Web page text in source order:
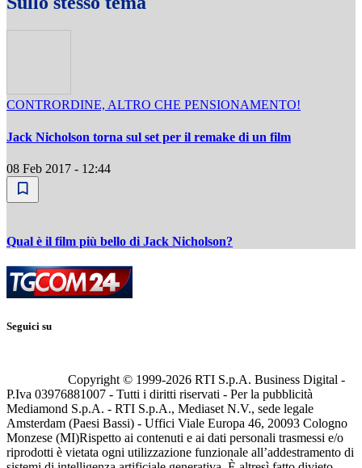
CONTRORDINE, ALTRO CHE PENSIONAMENTO!
Jack Nicholson torna sul set per il remake di un film
08 Feb 2017 - 12:44
Qual è il film più bello di Jack Nicholson?
Seguici su
Copyright © 1999-2026 RTI S.p.A. Business Digital -
P.Iva 03976881007 - Tutti i diritti riservati - Per la pubblicità
Mediamond S.p.A. - RTI S.p.A., Mediaset N.V., sede legale
Amsterdam (Paesi Bassi) - Uffici Viale Europa 46, 20093 Cologno
Monzese (MI)Rispetto ai contenuti e ai dati personali trasmessi e/o
riprodotti è vietata ogni utilizzazione funzionale all’addestramento di